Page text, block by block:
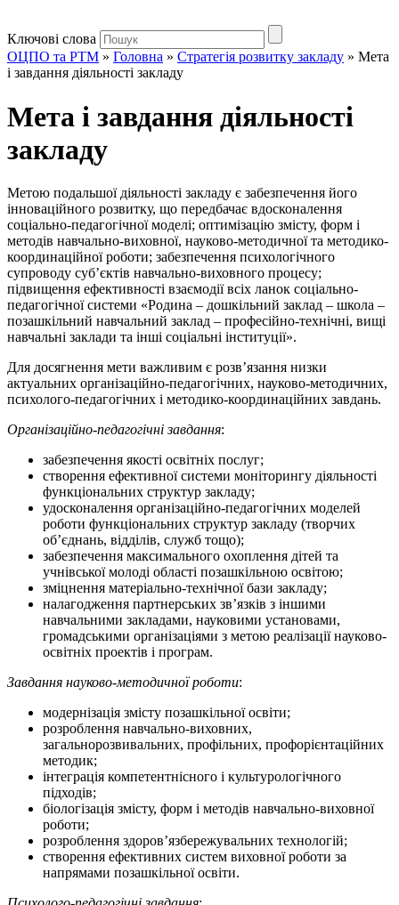
Ключові слова
ОЦПО та РТМ » Головна » Стратегія розвитку закладу » Мета
і завдання діяльності закладу
Мета і завдання діяльності
закладу
Метою подальшої діяльності закладу є забезпечення його
інноваційного розвитку, що передбачає вдосконалення
соціально-педагогічної моделі; оптимізацію змісту, форм і
методів навчально-виховної, науково-методичної та методико-
координаційної роботи; забезпечення психологічного
супроводу суб’єктів навчально-виховного процесу;
підвищення ефективності взаємодії всіх ланок соціально-
педагогічної системи «Родина – дошкільний заклад – школа –
позашкільний навчальний заклад – професійно-технічні, вищі
навчальні заклади та інші соціальні інституції».
Для досягнення мети важливим є розв’язання низки
актуальних організаційно-педагогічних, науково-методичних,
психолого-педагогічних і методико-координаційних завдань.
Організаційно-педагогічні завдання:
забезпечення якості освітніх послуг;
створення ефективної системи моніторингу діяльності
функціональних структур закладу;
удосконалення організаційно-педагогічних моделей
роботи функціональних структур закладу (творчих
об’єднань, відділів, служб тощо);
забезпечення максимального охоплення дітей та
учнівської молоді області позашкільною освітою;
зміцнення матеріально-технічної бази закладу;
налагодження партнерських зв’язків з іншими
навчальними закладами, науковими установами,
громадськими організаціями з метою реалізації науково-
освітніх проектів і програм.
Завдання науково-методичної роботи:
модернізація змісту позашкільної освіти;
розроблення навчально-виховних,
загальнорозвивальних, профільних, профорієнтаційних
методик;
інтеграція компетентнісного і культурологічного
підходів;
біологізація змісту, форм і методів навчально-виховної
роботи;
розроблення здоров’язбережувальних технологій;
створення ефективних систем виховної роботи за
напрямами позашкільної освіти.